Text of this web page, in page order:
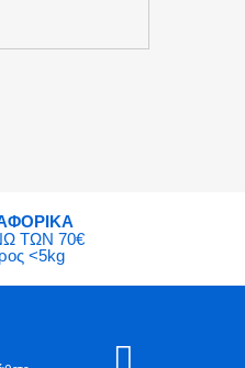
ΤΩΝ 70€
<5kg